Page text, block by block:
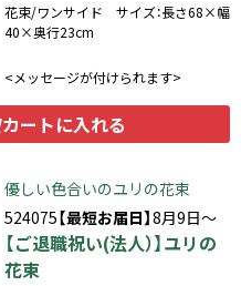
花束/ワンサイド サイズ：長さ68×幅
40×奥行23cm
<メッセージが付けられます>
カートに入れる
優しい色合いのユリの花束
524075【最短お届日】8月9日～
【ご退職祝い(法人）】ユリの
花束